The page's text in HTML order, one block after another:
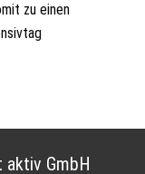
zu einen
aktiv GmbH